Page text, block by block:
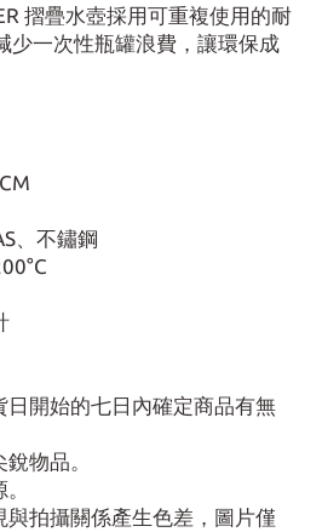
摺疊水壺採用可重複使用的耐
少一次性瓶罐浪費，讓環保成
、不鏽鋼
開始的七日內確定商品有無
銳物品。
。
拍攝關係產生色差，圖片僅